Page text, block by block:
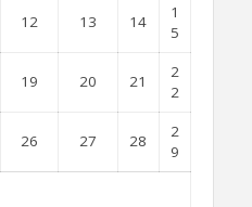
12 13 14
1
5
19 20 21
2
2
26 27 28
2
9